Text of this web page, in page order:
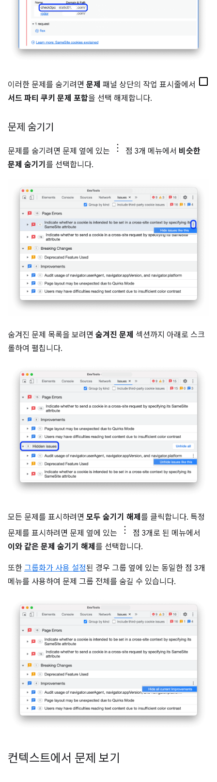
이러한 문제를 숨기려면 문제 패널 상단의 작업 표시줄에서
서드 파티 쿠키 문제 포함을 선택 해제합니다.
문제 숨기기
문제를 숨기려면 문제 옆에 있는 점 3개 메뉴에서 비슷한
문제 숨기기 를 선택합니다.
숨겨진 문제 목록을 보려면 숨겨진 문제 섹션까지 아래로 스크
롤하여 펼칩니다.
모든 문제를 표시하려면 모두 숨기기 해제 를 클릭합니다. 특정
문제를 표시하려면 문제 옆에 있는
점 3개로 된 메뉴에서
이와 같은 문제 숨기기 해제 를 선택합니다.
또한 그룹화가 사용 설정된 경우 그룹 옆에 있는 동일한 점 3개
메뉴를 사용하여 문제 그룹 전체를 숨길 수 있습니다.
컨텍스트에서 문제 보기